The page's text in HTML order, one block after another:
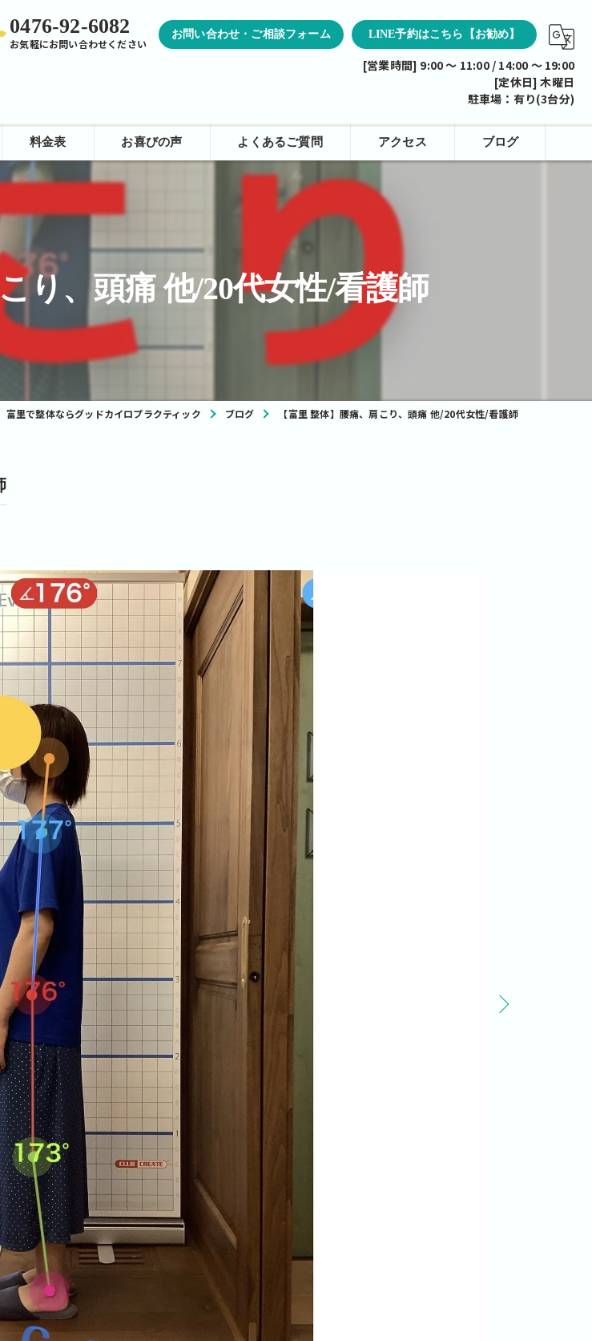
0476-92-6082
お気軽にお問い合わせください
お問い合わせ・ご相談フォーム LINE予約はこちら【お勧め】
[営業時間] 9:00 ～ 11:00 / 14:00 ～ 19:00
[定休日] 木曜日
駐車場：有り(3台分)
ク
料金表 お喜びの声 よくあるご質問 アクセス ブログ
り、頭痛 他/20代女性/看護師
富里で整体ならグッドカイロプラクティック ブログ 【富里 整体】腰痛、肩こり、頭痛 他/20代女性/看護師